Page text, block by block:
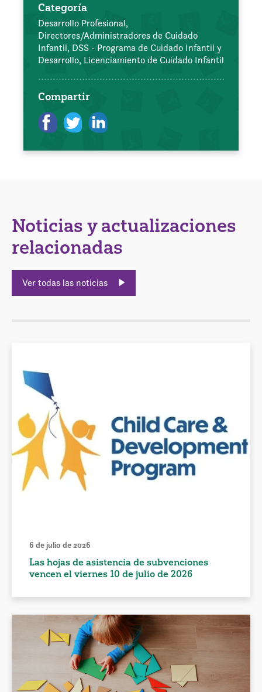
Categoría
Desarrollo Profesional,
Directores/Administradores de Cuidado
Infantil, DSS - Programa de Cuidado Infantil y
Desarrollo, Licenciamiento de Cuidado Infantil
Compartir
Noticias y actualizaciones
relacionadas
Ver todas las noticias
6 de julio de 2026
Las hojas de asistencia de subvenciones
vencen el viernes 10 de julio de 2026